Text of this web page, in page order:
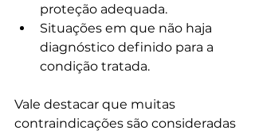
proteção adequada.
Situações em que não haja
diagnóstico definido para a
condição tratada.
Vale destacar que muitas
contraindicações são consideradas